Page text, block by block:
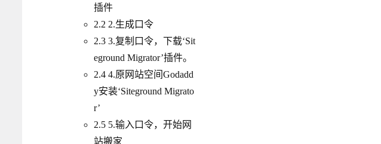
插件
2.2 2.生成口令
2.3 3.复制口令，下载‘Sit
eground Migrator’插件。
2.4 4.原网站空间Godadd
y安装‘Siteground Migrato
r’
2.5 5.输入口令，开始网
站搬家